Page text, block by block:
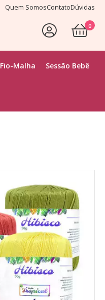
Quem SomosContatoDúvidas
Fio-Malha Sessão Bebê
0